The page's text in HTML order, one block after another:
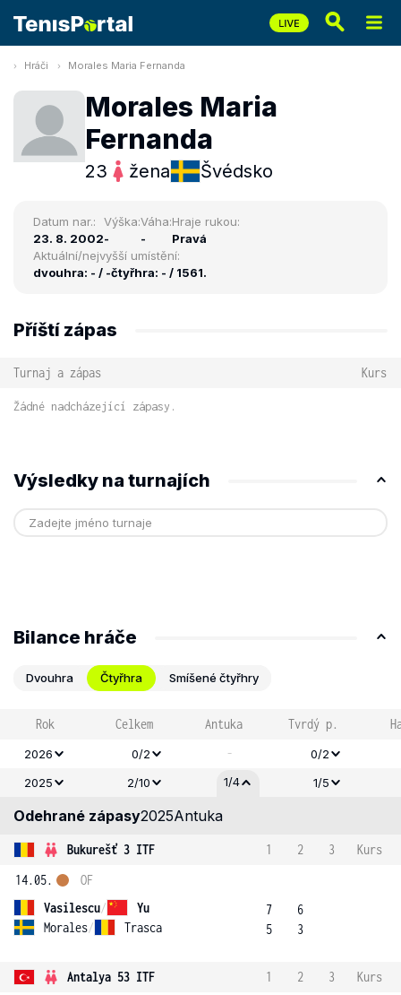
Hráči Morales Maria Fernanda
Morales Maria
Fernanda
23 žena Švédsko
Datum nar.:
23. 8. 2002
Výška:
-
Váha:
-
Hraje rukou:
Pravá
Aktuální/nejvyšší umístění:
dvouhra: - / -čtyřhra: - / 1561.
Příští zápas
Turnaj a zápas Kurs
Žádné nadcházející zápasy.
Výsledky na turnajích
Bilance hráče
Dvouhra Čtyřhra Smíšené čtyřhry
Rok Celkem Antuka Tvrdý p.
2026 0/2 -
0/2
2025
2/10 1/4 1/5
Odehrané zápasy2025Antuka
Bukurešť 3 ITF 1 2 3
Kurs
14.05.
Vasilescu/
Yu
Morales/ Trasca
OF
7
5
6
3
Antalya 53 ITF 1 2 3
Kurs